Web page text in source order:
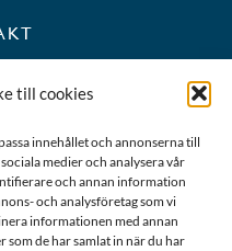
till cookies
innehållet och annonserna till
medier och analysera vår
och annan information
och analysföretag som vi
informationen med annan
de har samlat in när du har
10